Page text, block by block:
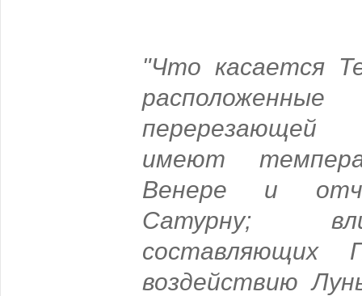
"Что касается
имеют
Венере и
Сатурну;
составляющих
воздействию